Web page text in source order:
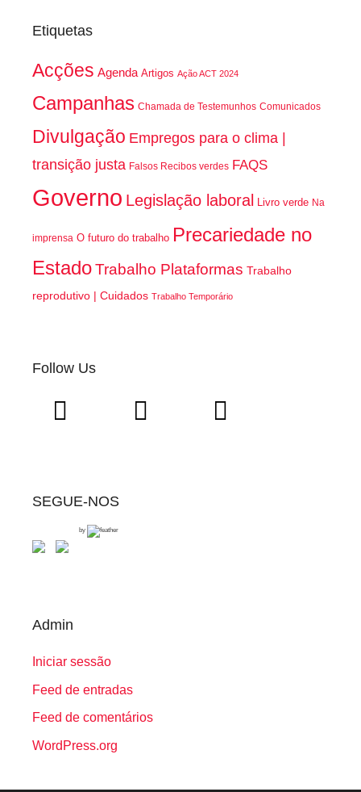
Etiquetas
Acções Agenda Artigos Ação ACT 2024
Campanhas Chamada de Testemunhos Comunicados
Divulgação Empregos para o clima |
transição justa Falsos Recibos verdes FAQS
Governo Legislação laboral Livro verde Na
imprensa O futuro do trabalho Precariedade no
EstadoTrabalho Plataformas Trabalho
reprodutivo | Cuidados Trabalho Temporário
Follow Us
SEGUE-NOS
by
Admin
Iniciar sessão
Feed de entradas
Feed de comentários
WordPress.org